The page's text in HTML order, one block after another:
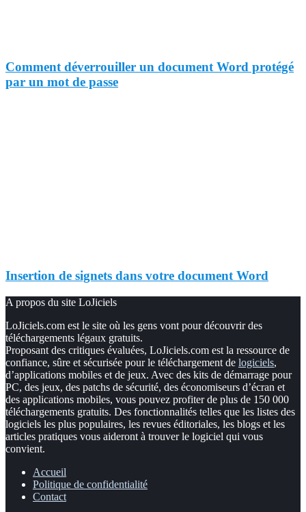
Comment déverrouiller un document Word protégé
par un mot de passe
Insertion de signets dans votre document Word
A propos du site LoJiciels
LoJiciels.com est le site où les gens vont pour découvrir des
téléchargements légaux gratuits.
Proposant des critiques évaluées, LoJiciels.com est la ressource de
confiance, sûre et sécurisée pour le téléchargement de logiciels,
d’applications mobiles et de jeux. Avec des kits de démarrage pour
PC, des jeux, des patchs de sécurité, des économiseurs d’écran et
des applications mobiles, vous pouvez profiter de plus de 150 000
téléchargements gratuits. Des fonctionnalités telles que les listes des
logiciels les plus populaires, les revues éditoriales, les blogs et les
articles pratiques vous aideront à trouver le logiciel qui vous
convient.
Accueil
Politique de confidentialité
Contact